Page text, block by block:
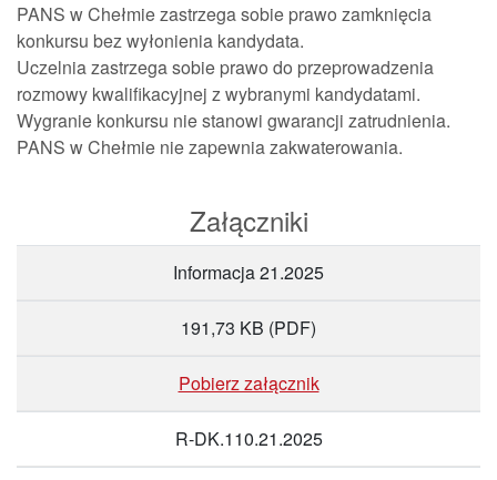
PANS w Chełmie zastrzega sobie prawo zamknięcia
konkursu bez wyłonienia kandydata.
Uczelnia zastrzega sobie prawo do przeprowadzenia
rozmowy kwalifikacyjnej z wybranymi kandydatami.
Wygranie konkursu nie stanowi gwarancji zatrudnienia.
PANS w Chełmie nie zapewnia zakwaterowania.
Załączniki
Informacja 21.2025
191,73 KB (PDF)
Pobierz załącznik
R-DK.110.21.2025